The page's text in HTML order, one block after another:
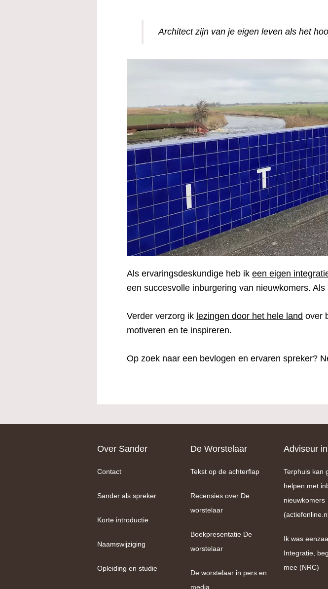
Architect zijn van je eigen leven als het
Als ervaringsdeskundige heb ik een eigen
een succesvolle inburgering van nieuwkomers.
Verder verzorg ik lezingen door het hele land over
motiveren en te inspireren.
Op zoek naar een bevlogen en ervaren spreker?
Over Sander
Contact
Sander als spreker
Korte introductie
Naamswijziging
Opleiding en studie
De Worstelaar
Tekst op de achterflap
Recensies over De
worstelaar
Boekpresentatie De
worstelaar
De worstelaar in pers en
media
Adviseur
Terphuis kan
helpen met
nieuwkomers
Ik was
Integratie,
mee (NRC)